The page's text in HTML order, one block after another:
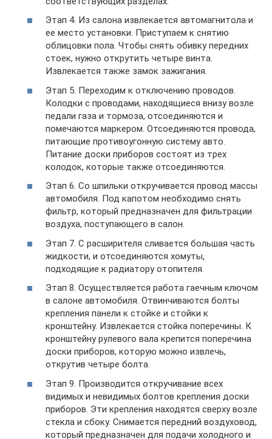
Этап 4. Из салона извлекается автомагнитола и
ее место установки. Приступаем к снятию
облицовки пола. Чтобы снять обивку передних
стоек, нужно открутить четыре винта.
Извлекается также замок зажигания.
Этап 5. Переходим к отключению проводов.
Колодки с проводами, находящиеся внизу возле
педали газа и тормоза, отсоединяются и
помечаются маркером. Отсоединяются провода,
питающие противоугонную систему авто.
Питание доски приборов состоят из трех
колодок, которые также отсоединяются.
Этап 6. Со шпильки откручивается провод массы
автомобиля. Под капотом необходимо снять
фильтр, который предназначен для фильтрации
воздуха, поступающего в салон.
Этап 7. С расширителя сливается большая часть
жидкости, и отсоединяются хомуты,
подходящие к радиатору отопителя.
Этап 8. Осуществляется работа гаечным ключом
в салоне автомобиля. Отвинчиваются болты
крепления панели к стойке и стойки к
кронштейну. Извлекается стойка поперечины. К
кронштейну рулевого вала крепится поперечина
доски приборов, которую можно извлечь,
открутив четыре болта.
Этап 9. Производится откручивание всех
видимых и невидимых болтов крепления доски
приборов. Эти крепления находятся сверху возле
стекла и сбоку. Снимается передний воздуховод,
который предназначен для подачи холодного и